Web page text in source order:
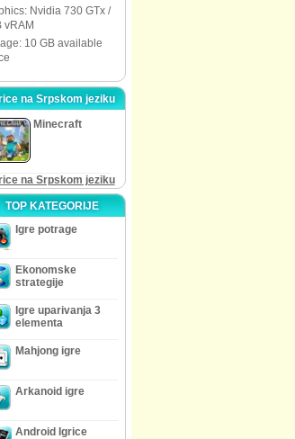
Nvidia 730 GTx /
vRAM
10 GB available
na Srpskom jeziku
Minecraft
na Srpskom jeziku
TOP KATEGORIJE
Igre potrage
Ekonomske
strategije
Igre uparivanja 3
elementa
Mahjong igre
Arkanoid igre
Android Igrice